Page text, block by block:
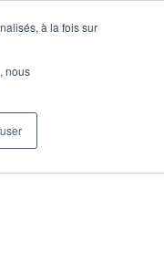
à la fois sur
nous